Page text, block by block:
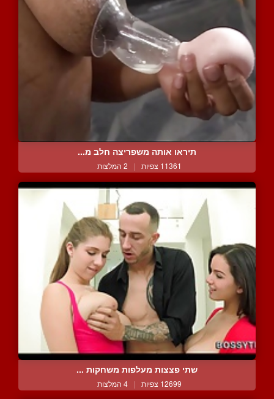
תיראו אותה משפריצה חלב מ...
11361 צפיות | 2 המלצות
שתי פצצות מעלפות משחקות ...
12699 צפיות | 4 המלצות